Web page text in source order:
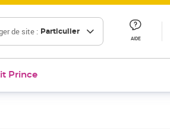
de site : Particulier
AIDE
Prince